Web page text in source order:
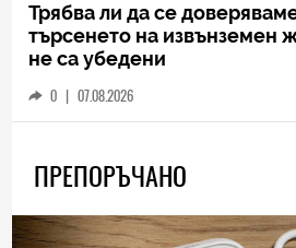
Трябва ли да се
търсенето на извънземен
не са убедени
0 07.08.2026
ПРЕПОРЪЧАНО